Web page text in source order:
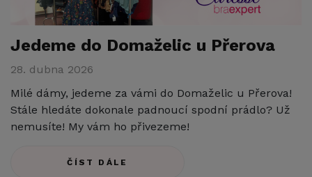
Jedeme do Domaželic u Přerova
28. dubna 2026
Milé dámy, jedeme za vámi do Domaželic u Přerova!
Stále hledáte dokonale padnoucí spodní prádlo? Už
nemusíte! My vám ho přivezeme!
ČÍST DÁLE